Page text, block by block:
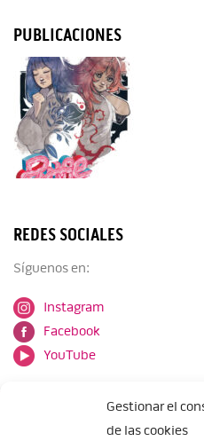
Gestionar el
de las cookies
PUBLICACIONES
REDES SOCIALES
Síguenos en:
Instagram
Facebook
YouTube